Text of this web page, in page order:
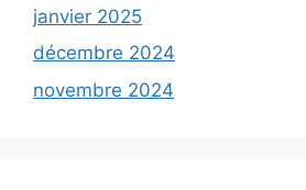
janvier 2025
décembre 2024
novembre 2024